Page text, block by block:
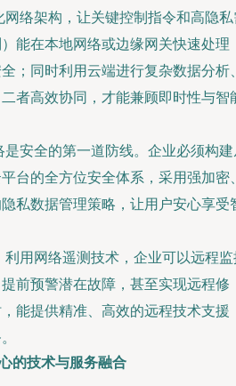
网络架构，让关键控制指令和高隐私
能在本地网络或边缘网关快速处理
；同时利用云端进行复杂数据分析
者高效协同，才能兼顾即时性与智
是安全的第一道防线。企业必须构建
台的全方位安全体系，采用强加密
私数据管理策略，让用户安心享受
利用网络遥测技术，企业可以远程监
前预警潜在故障，甚至实现远程修
能提供精准、高效的远程技术支援
的技术与服务融合